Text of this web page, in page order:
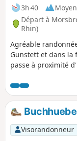
3h 40
Départ à
Rhin)
Agréable
Gunstett et dans la
passe à proximité
couleurs.
Visorandonneur